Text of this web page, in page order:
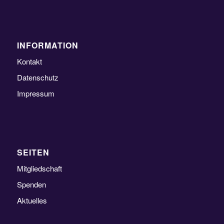
INFORMATION
Kontakt
Datenschutz
Impressum
SEITEN
Mitgliedschaft
Spenden
Aktuelles